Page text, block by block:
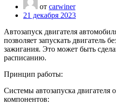
от carwiner
21 декабря 2023
Автозапуск двигателя
позволяет запускать двигатель
зажигания. Это может быть
расписанию.
Принцип работы:
Системы автозапуска
компонентов: